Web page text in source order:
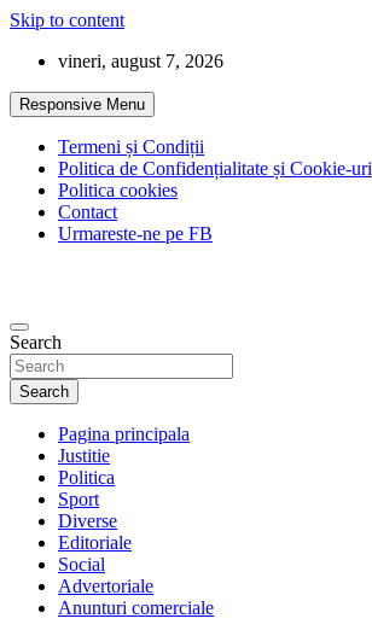
Skip to content
vineri, august 7, 2026
Responsive Menu
Termeni și Condiții
Politica de Confidențialitate și Cookie-uri
Politica cookies
Contact
Urmareste-ne pe FB
Search
Search
Pagina principala
Justitie
Politica
Sport
Diverse
Editoriale
Social
Advertoriale
Anunturi comerciale